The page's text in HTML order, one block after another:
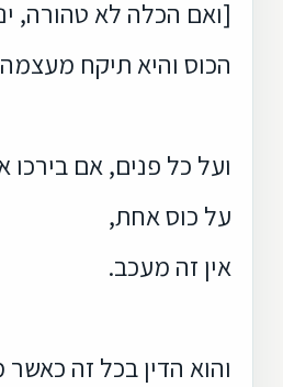
[ואם הכלה לא טהורה,
הכוס והיא תיקח
ועל כל פנים, אם
על כוס אחת,
אין זה מעכב.
והוא הדין בכל זה